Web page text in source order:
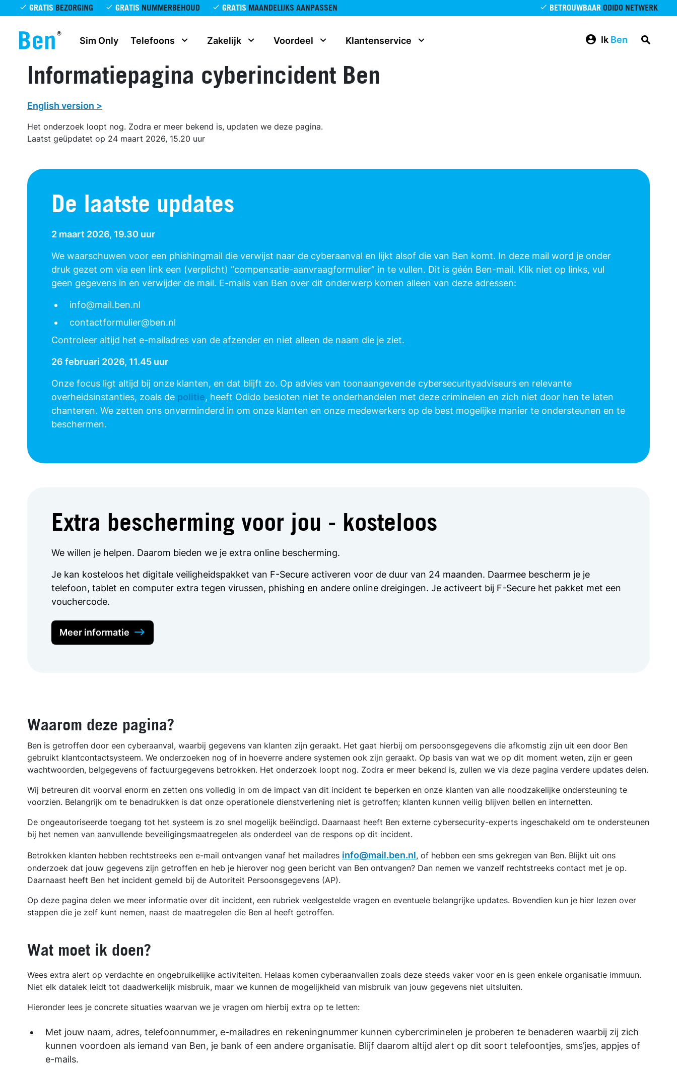
Overslaan en naar de inhoud gaan
GRATIS BEZORGING GRATIS NUMMERBEHOUD GRATIS MAANDELIJKS AANPASSEN BETROUWBAAR ODIDO NETWERK
Sim Only Telefoons Zakelijk Voordeel Klantenservice Ik Ben
Informatiepagina cyberincident Ben
English version >
Het onderzoek loopt nog. Zodra er meer bekend is, updaten we deze pagina.
Laatst geüpdatet op 24 maart 2026, 15.20 uur
De laatste updates
2 maart 2026, 19.30 uur
We waarschuwen voor een phishingmail die verwijst naar de cyberaanval en lijkt alsof die van Ben komt. In deze mail word je onder
druk gezet om via een link een (verplicht) “compensatie-aanvraagformulier” in te vullen. Dit is géén Ben-mail. Klik niet op links, vul
geen gegevens in en verwijder de mail. E-mails van Ben over dit onderwerp komen alleen van deze adressen:
info@mail.ben.nl
contactformulier@ben.nl
Controleer altijd het e-mailadres van de afzender en niet alleen de naam die je ziet.
26 februari 2026, 11.45 uur
Onze focus ligt altijd bij onze klanten, en dat blijft zo. Op advies van toonaangevende cybersecurityadviseurs en relevante
overheidsinstanties, zoals de politie, heeft Odido besloten niet te onderhandelen met deze criminelen en zich niet door hen te laten
chanteren. We zetten ons onverminderd in om onze klanten en onze medewerkers op de best mogelijke manier te ondersteunen en te
beschermen.
Extra bescherming voor jou - kosteloos
We willen je helpen. Daarom bieden we je extra online bescherming.
Je kan kosteloos het digitale veiligheidspakket van F-Secure activeren voor de duur van 24 maanden. Daarmee bescherm je je
telefoon, tablet en computer extra tegen virussen, phishing en andere online dreigingen. Je activeert bij F-Secure het pakket met een
vouchercode.
Meer informatie
Waarom deze pagina?
Ben is getroffen door een cyberaanval, waarbij gegevens van klanten zijn geraakt. Het gaat hierbij om persoonsgegevens die afkomstig zijn uit een door Ben
gebruikt klantcontactsysteem. We onderzoeken nog of in hoeverre andere systemen ook zijn geraakt. Op basis van wat we op dit moment weten, zijn er geen
wachtwoorden, belgegevens of factuurgegevens betrokken. Het onderzoek loopt nog. Zodra er meer bekend is, zullen we via deze pagina verdere updates delen.
Wij betreuren dit voorval enorm en zetten ons volledig in om de impact van dit incident te beperken en onze klanten van alle noodzakelijke ondersteuning te
voorzien. Belangrijk om te benadrukken is dat onze operationele dienstverlening niet is getroffen; klanten kunnen veilig blijven bellen en internetten.
De ongeautoriseerde toegang tot het systeem is zo snel mogelijk beëindigd. Daarnaast heeft Ben externe cybersecurity-experts ingeschakeld om te ondersteunen
bij het nemen van aanvullende beveiligingsmaatregelen als onderdeel van de respons op dit incident.
Betrokken klanten hebben rechtstreeks een e-mail ontvangen vanaf het mailadres info@mail.ben.nl, of hebben een sms gekregen van Ben. Blijkt uit ons
onderzoek dat jouw gegevens zijn getroffen en heb je hierover nog geen bericht van Ben ontvangen? Dan nemen we vanzelf rechtstreeks contact met je op.
Daarnaast heeft Ben het incident gemeld bij de Autoriteit Persoonsgegevens (AP).
Op deze pagina delen we meer informatie over dit incident, een rubriek veelgestelde vragen en eventuele belangrijke updates. Bovendien kun je hier lezen over
stappen die je zelf kunt nemen, naast de maatregelen die Ben al heeft getroffen.
Wat moet ik doen?
Wees extra alert op verdachte en ongebruikelijke activiteiten. Helaas komen cyberaanvallen zoals deze steeds vaker voor en is geen enkele organisatie immuun.
Niet elk datalek leidt tot daadwerkelijk misbruik, maar we kunnen de mogelijkheid van misbruik van jouw gegevens niet uitsluiten.
Hieronder lees je concrete situaties waarvan we je vragen om hierbij extra op te letten:
Met jouw naam, adres, telefoonnummer, e-mailadres en rekeningnummer kunnen cybercriminelen je proberen te benaderen waarbij zij zich
kunnen voordoen als iemand van Ben, je bank of een andere organisatie. Blijf daarom altijd alert op dit soort telefoontjes, sms’jes, appjes of
e-mails.